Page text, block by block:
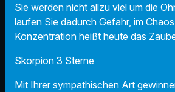
Sie werden nicht allzu viel um die
laufen Sie dadurch Gefahr, im
Konzentration heißt heute das
Skorpion 3 Sterne
Mit Ihrer sympathischen Art